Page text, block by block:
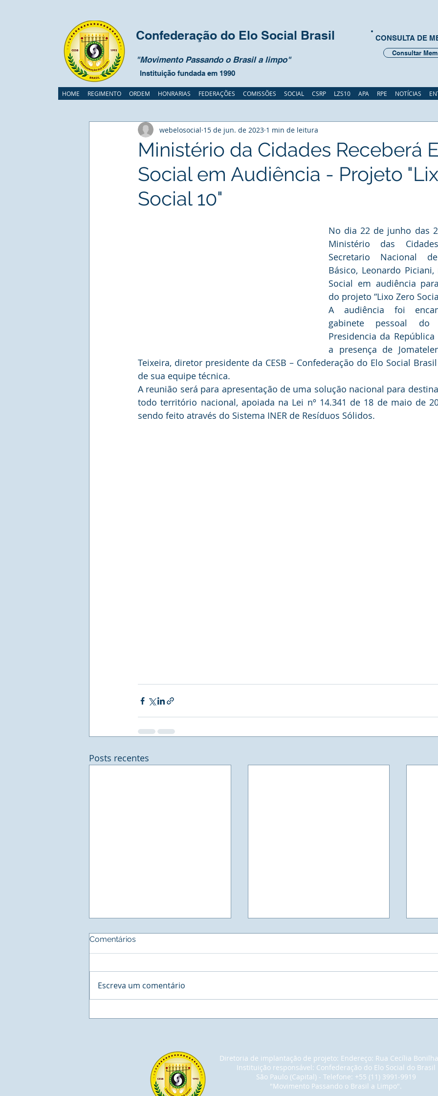
Confederação do Elo Social Brasil
"Movimento Passando o Brasil a limpo"
Instituição fundada em 1990
CONSULTA DE
Consultar
Ministério da Cidades Receberá
Social em Audiência - Projeto
Social 10"
webelosocial 15 de jun. de 2023 1 min de leitura
No dia 22 de junho das
Ministério das
Secretario Nacional
Básico, Leonardo
Social em audiência
do projeto “Lixo Zero
A audiência foi
gabinete pessoal do
Presidencia da
a presença de
Teixeira, diretor presidente da CESB – Confederação do Elo Social
de sua equipe técnica.
A reunião será para apresentação de uma solução nacional para
todo território nacional, apoiada na Lei nº 14.341 de 18 de maio de
sendo feito através do Sistema INER de Resíduos Sólidos.
Posts recentes
o Sistema INER de Residuos
em
Comentários
Escreva um comentário
HOME REGIMENTO ORDEM HONRARIAS FEDERAÇÕES COMISSÕES SOCIAL CSRP LZS10 APA RPE NOTÍCIAS
Diretoria de implantação de projeto: Endereço: Rua Cecília
Instituição responsável: Confederação do Elo Social do Brasil
São Paulo (Capital) - Telefone: +55 (11) 3991-9919
"Movimento Passando o Brasil a Limpo".